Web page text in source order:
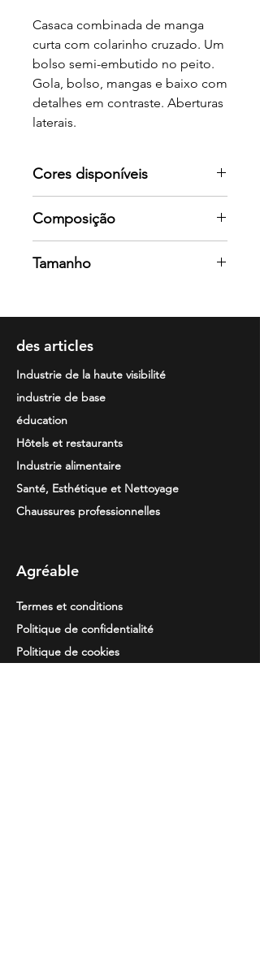
Casaca combinada de manga
curta com colarinho cruzado. Um
bolso semi-embutido no peito.
Gola, bolso, mangas e baixo com
detalhes em contraste. Aberturas
laterais.
Cores disponíveis
cores
Composição
160grm
Tamanho
des articles
Industrie de la haute visibilité
industrie de base
éducation
Hôtels et restaurants
Industrie alimentaire
Santé, Esthétique et Nettoyage
Chaussures professionnelles
Agréable
Termes et conditions
Politique de confidentialité
Politique de cookies